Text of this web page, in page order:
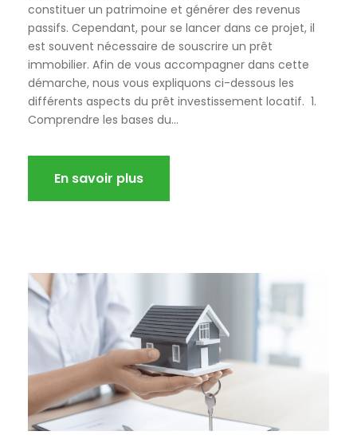
constituer un patrimoine et générer des revenus
passifs. Cependant, pour se lancer dans ce projet, il
est souvent nécessaire de souscrire un prêt
immobilier. Afin de vous accompagner dans cette
démarche, nous vous expliquons ci-dessous les
différents aspects du prêt investissement locatif. 1.
Comprendre les bases du...
En savoir plus